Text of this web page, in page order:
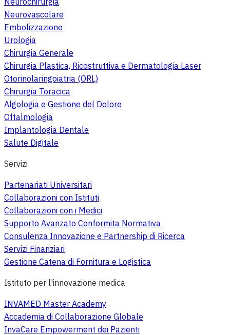
Neurovascolare
Embolizzazione
Urologia
Chirurgia Generale
Chirurgia Plastica, Ricostruttiva e Dermatologia Laser
Otorinolaringoiatria (ORL)
Chirurgia Toracica
Algologia e Gestione del Dolore
Oftalmologia
Implantologia Dentale
Salute Digitale
Servizi
Partenariati Universitari
Collaborazioni con Istituti
Collaborazioni con i Medici
Supporto Avanzato Conformita Normativa
Consulenza Innovazione e Partnership di Ricerca
Servizi Finanziari
Gestione Catena di Fornitura e Logistica
Istituto per l'innovazione medica
INVAMED Master Academy
Accademia di Collaborazione Globale
InvaCare Empowerment dei Pazienti